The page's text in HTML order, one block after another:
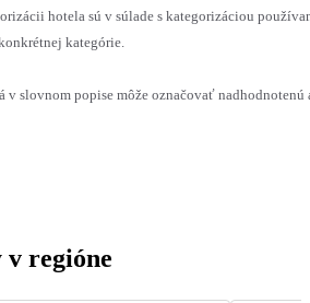
hotela sú v súlade s kategorizáciou
kategórie.
v slovnom popise môže označovať
v regióne